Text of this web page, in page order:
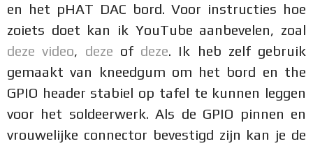
en het pHAT DAC bord. Voor instructies hoe
zoiets doet kan ik YouTube aanbevelen, zoal
deze video, deze of deze. Ik heb zelf gebruik
gemaakt van kneedgum om het bord en the
GPIO header stabiel op tafel te kunnen leggen
voor het soldeerwerk. Als de GPIO pinnen en
vrouwelijke connector bevestigd zijn kan je de